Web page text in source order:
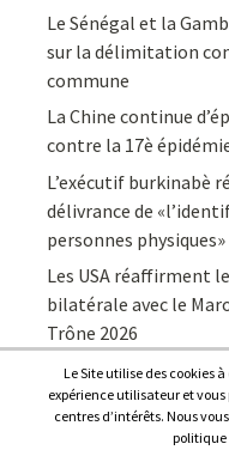
Le Sénégal et la
sur la délimitation
commune
La Chine continue
contre la 17è
L’exécutif burkinabè
délivrance de
personnes physiques»
Les USA réaffirment
bilatérale avec le
Trône 2026
Le Site utilise des cookies
expérience utilisateur et vous
centres d’intérêts. Nous
politique